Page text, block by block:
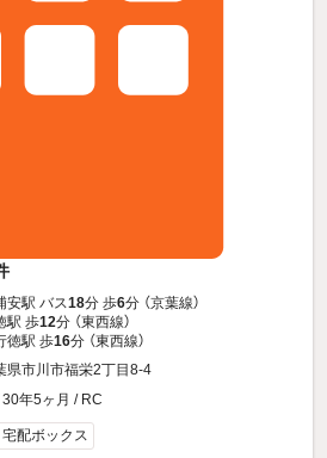
安駅 バス18分 歩6分 （京葉線）
駅 歩12分 （東西線）
徳駅 歩16分 （東西線）
県市川市福栄2丁目8-4
年5ヶ月 / RC
宅配ボックス